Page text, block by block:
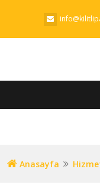
Anasayfa